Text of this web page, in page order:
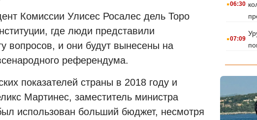
Комиссии Улисес Росалес дель Торо
где люди представили
вопросов, и они будут вынесены на
референдума.
показателей страны в 2018 году и
Мартинес, заместитель министра
использован больший бюджет, несмотря
06:30
.07:09